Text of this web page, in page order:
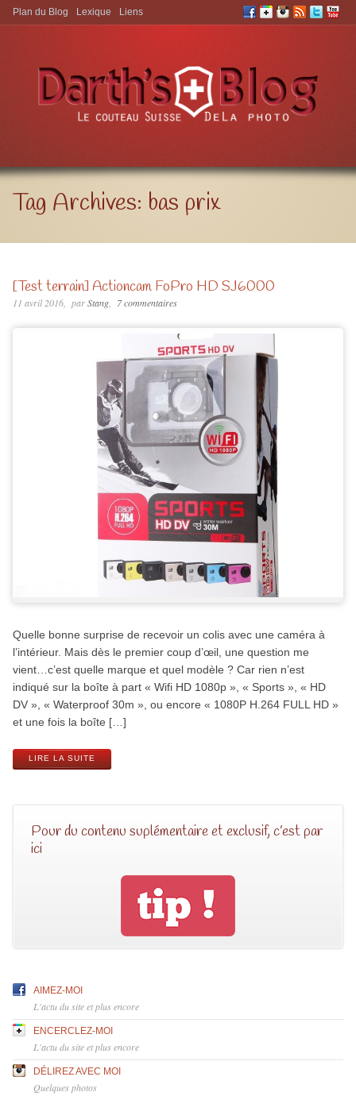
Aller à:
Plan du Blog Lexique Liens
Tag Archives: bas prix
[Test terrain] Actioncam FoPro HD SJ6000
11 avril 2016 parStang 7 commentaires
Quelle bonne surprise de recevoir un colis avec une caméra à
l’intérieur. Mais dès le premier coup d’œil, une question me
vient…c’est quelle marque et quel modèle ? Car rien n’est
indiqué sur la boîte à part « Wifi HD 1080p », « Sports », « HD
DV », « Waterproof 30m », ou encore « 1080P H.264 FULL HD »
et une fois la boîte […]
LIRE LA SUITE
Pour du contenu suplémentaire et exclusif, c’est par
ici
AIMEZ-MOI
L'actu du site et plus encore
ENCERCLEZ-MOI
L'actu du site et plus encore
DÉLIREZ AVEC MOI
Quelques photos